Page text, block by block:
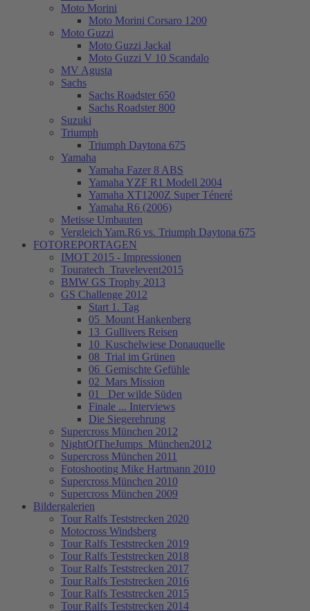
Moto Morini
Moto Morini Corsaro 1200
Moto Guzzi
Moto Guzzi Jackal
Moto Guzzi V 10 Scandalo
MV Agusta
Sachs
Sachs Roadster 650
Sachs Roadster 800
Suzuki
Triumph
Triumph Daytona 675
Yamaha
Yamaha Fazer 8 ABS
Yamaha YZF R1 Modell 2004
Yamaha XT1200Z Super Téneré
Yamaha R6 (2006)
Metisse Umbauten
Vergleich Yam.R6 vs. Triumph Daytona 675
FOTOREPORTAGEN
IMOT 2015 - Impressionen
Touratech_Travelevent2015
BMW GS Trophy 2013
GS Challenge 2012
Start 1. Tag
05_Mount Hankenberg
13_Gullivers Reisen
10_Kuschelwiese Donauquelle
08_Trial im Grünen
06_Gemischte Gefühle
02_Mars Mission
01_ Der wilde Süden
Finale ... Interviews
Die Siegerehrung
Supercross München 2012
NightOfTheJumps_München2012
Supercross München 2011
Fotoshooting Mike Hartmann 2010
Supercross München 2010
Supercross München 2009
Bildergalerien
Tour Ralfs Teststrecken 2020
Motocross Windsberg
Tour Ralfs Teststrecken 2019
Tour Ralfs Teststrecken 2018
Tour Ralfs Teststrecken 2017
Tour Ralfs Teststrecken 2016
Tour Ralfs Teststrecken 2015
Tour Ralfs Teststrecken 2014